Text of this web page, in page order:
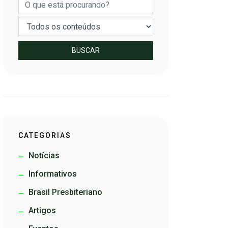
BUSCAR
CATEGORIAS
Notícias
Informativos
Brasil Presbiteriano
Artigos